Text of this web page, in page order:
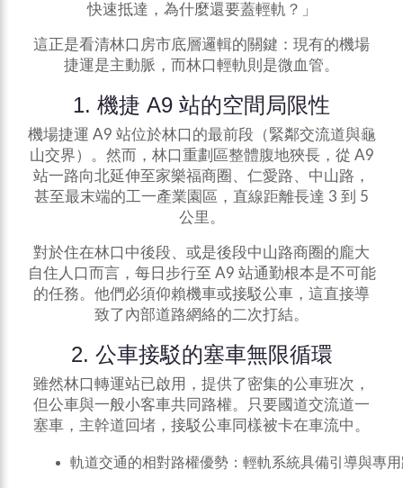
快速抵達，為什麼還要蓋輕軌？」
這正是看清林口房市底層邏輯的關鍵：現有的機場
捷運是主動脈，而林口輕軌則是微血管。
1. 機捷 A9 站的空間局限性
機場捷運 A9 站位於林口的最前段（緊鄰交流道與龜
山交界）。然而，林口重劃區整體腹地狹長，從 A9
站一路向北延伸至家樂福商圈、仁愛路、中山路，
甚至最末端的工一產業園區，直線距離長達 3 到 5
公里。
對於住在林口中後段、或是後段中山路商圈的龐大
自住人口而言，每日步行至 A9 站通勤根本是不可能
的任務。他們必須仰賴機車或接駁公車，這直接導
致了內部道路網絡的二次打結。
2. 公車接駁的塞車無限循環
雖然林口轉運站已啟用，提供了密集的公車班次，
但公車與一般小客車共同路權。只要國道交流道一
塞車，主幹道回堵，接駁公車同樣被卡在車流中。
軌道交通的相對路權優勢：輕軌系統具備引導與專